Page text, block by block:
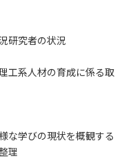
研究者の状況
工系人材の育成に係る取
な学びの現状を概観する
理